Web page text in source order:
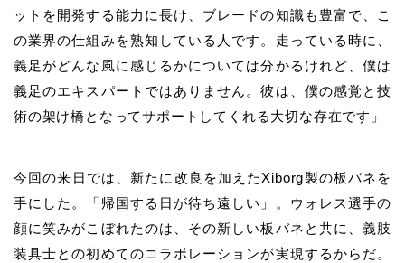
ットを開発する能力に長け、ブレードの知識も豊富で、こ
の業界の仕組みを熟知している人です。走っている時に、
義足がどんな風に感じるかについては分かるけれど、僕は
義足のエキスパートではありません。彼は、僕の感覚と技
術の架け橋となってサポートしてくれる大切な存在です」
今回の来日では、新たに改良を加えたXiborg製の板バネを
手にした。「帰国する日が待ち遠しい」。 ウォレス選手の
顔に笑みがこぼれたのは、その新しい板バネと共に、義肢
装具士との初めてのコラボレーションが実現するからだ。